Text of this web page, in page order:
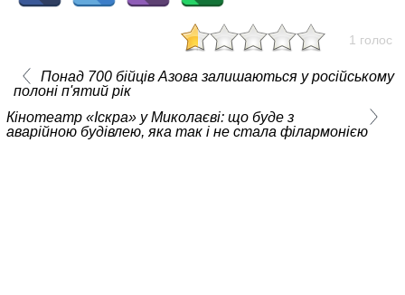
1 голос
Понад 700 бійців Азова залишаються у російському
полоні п'ятий рік
Кінотеатр «Іскра» у Миколаєві: що буде з
аварійною будівлею, яка так і не стала філармонією